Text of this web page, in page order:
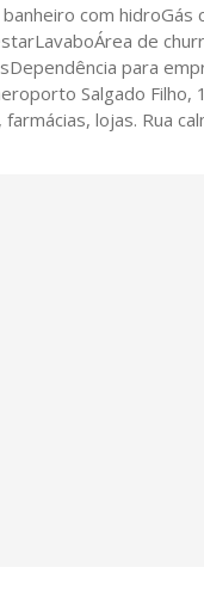
com hidroGás
de
para
Salgado
lojas. Rua